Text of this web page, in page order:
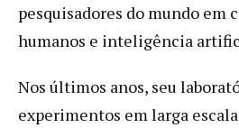
pesquisadores do mundo em
humanos e inteligência
Nos últimos anos, seu
experimentos em larga